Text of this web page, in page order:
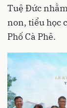
Tuệ Đức
non, tiểu học
Phố Cà Phê.